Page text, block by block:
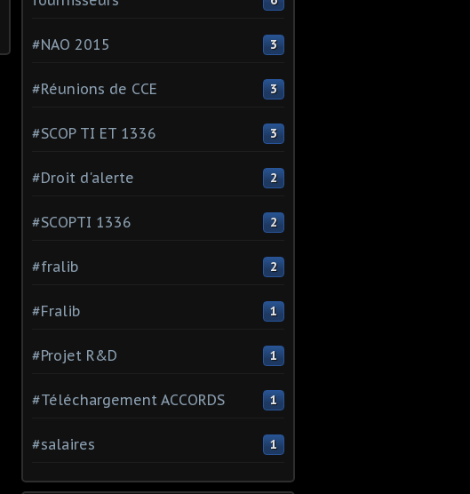
#NAO 2015 3
#Réunions de CCE 3
#SCOP TI ET 1336 3
#Droit d'alerte 2
#SCOPTI 1336 2
#fralib 2
#Fralib 1
#Projet R&D 1
#Téléchargement ACCORDS 1
#salaires 1